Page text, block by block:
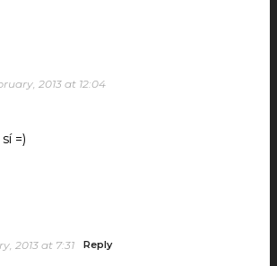
2013 at 12:04
=)
2013 at 7:31 Reply